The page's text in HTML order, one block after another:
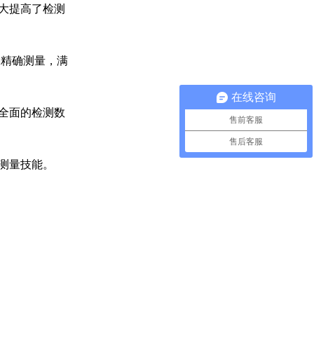
提高了检测
确测量，满
面的检测数
量技能。
在线咨询
售前客服
售后客服